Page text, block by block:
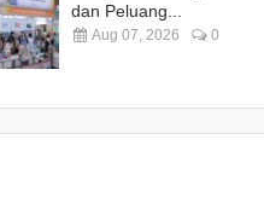
dan Peluang...
Aug 07, 2026 0